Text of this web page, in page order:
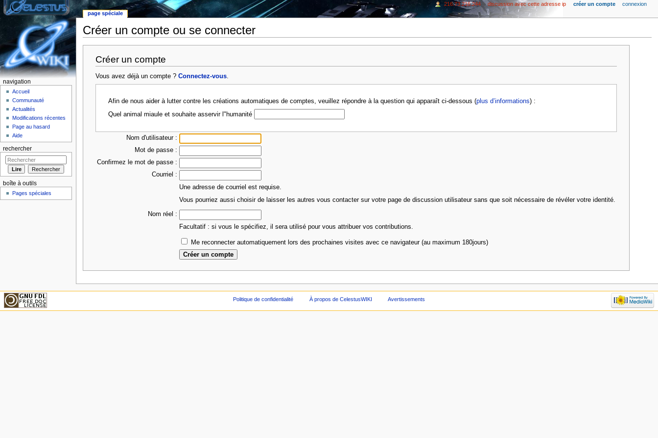
Créer un compte ou se connecter
Créer un compte
Vous avez déjà un compte ?Connectez-vous.
Afin de nous aider à lutter contre les créations automatiques de comptes, veuillez répondre à la question qui apparaît ci-dessous (plus d’informations) :
Quel animal miaule et souhaite asservir l"humanité
Nom d'utilisateur :
Mot de passe :
Confirmez le mot de passe :
Courriel :
Une adresse de courriel est requise.
Vous pourriez aussi choisir de laisser les autres vous contacter sur votre page de discussion utilisateur sans que soit nécessaire de révéler votre identité.
Nom réel :
Facultatif : si vous le spécifiez, il sera utilisé pour vous attribuer vos contributions.
Me reconnecter automatiquement lors des prochaines visites avec ce navigateur (au maximum 180jours)
page spéciale
216.73.216.244 discussion avec cette adresse ip créer un compte connexion
navigation
Accueil
Communauté
Actualités
Modifications récentes
Page au hasard
Aide
rechercher
boîte à outils
Pages spéciales
Politique de confidentialité À propos de CelestusWIKI Avertissements